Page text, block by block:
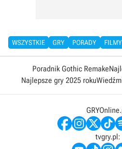
WSZYSTKIE GRY PORADY
Poradnik Gothic Remake
Najlepsze gry 2025 roku
tvgry.pl: